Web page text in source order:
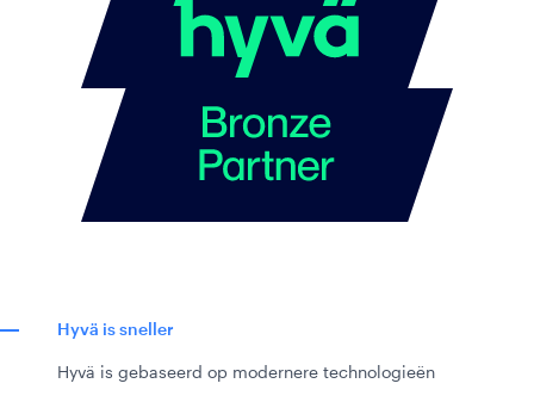
Hyvä is sneller
Hyvä is gebaseerd op modernere technologieën